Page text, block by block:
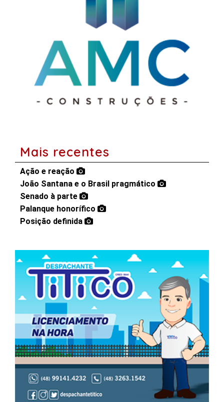
Mais recentes
Ação e reação
João Santana e o Brasil pragmático
Senado à parte
Palanque honorífico
Posição definida